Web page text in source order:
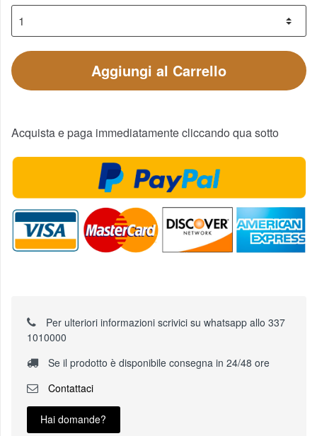
Aggiungi al Carrello
Acquista e paga immediatamente cliccando qua sotto
Per ulteriori informazioni scrivici su whatsapp allo 337
1010000
Se il prodotto è disponibile consegna in 24/48 ore
Contattaci
Hai domande?